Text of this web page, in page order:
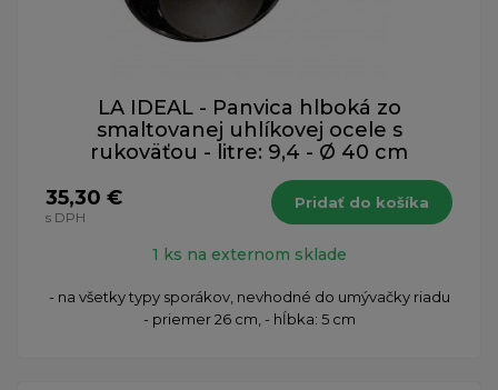
LA IDEAL - Panvica hlboká zo
smaltovanej uhlíkovej ocele s
rukoväťou - litre: 9,4 - Ø 40 cm
35,30 €
s DPH
Pridať do košíka
1 ks na externom sklade
- na všetky typy sporákov, nevhodné do umývačky riadu
- priemer 26 cm, - hĺbka: 5 cm